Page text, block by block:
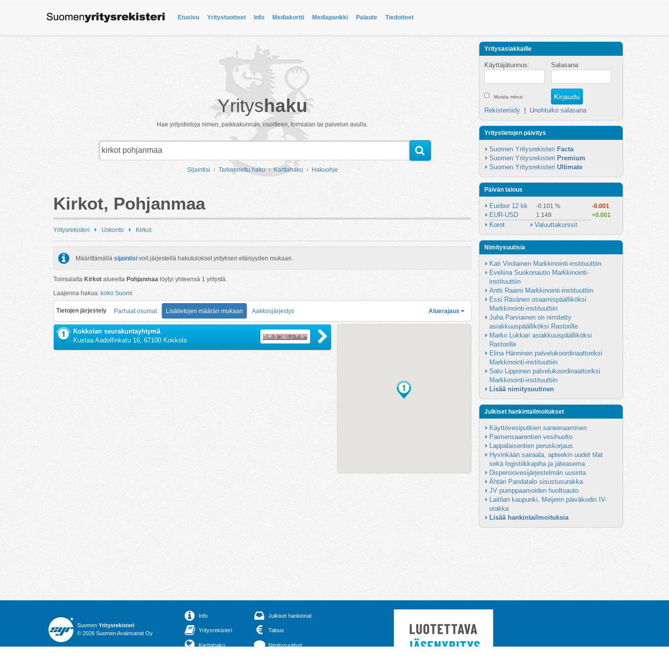
Etusivu Yritystuotteet Info Mediakortti Mediapankki Palaute Tiedotteet
Yrityshaku
Hae yritystietoja nimen, paikkakunnan, osoitteen, toimialan tai palvelun avulla.
Sijaintisi Tarkennettu haku Karttahaku Hakuohje
Kirkot, Pohjanmaa
Yritysrekisteri Uskonto Kirkot
Määrittämällä sijaintisi voit järjestellä hakutulokset yrityksen etäisyyden mukaan.
Toimialalta Kirkot alueelta Pohjanmaa löytyi yhteensä 1 yritystä.
Laajenna hakua: koko Suomi
Tietojen järjestely Parhaat osumat Lisätietojen määrän mukaan Aakkosjärjestys Aluerajaus
Kokkolan seurakuntayhtymä
Kustaa Aadolfinkatu 16, 67100 Kokkola
Yritysasiakkaille
Käyttäjätunnus: Salasana:
Muista minut
Rekisteröidy Unohtuiko salasana
Yritystietojen päivitys
Suomen Yritysrekisteri Facta
Suomen Yritysrekisteri Premium
Suomen Yritysrekisteri Ultimate
Päivän talous
Euribor 12 kk -0.101 % -0.001
EUR-USD 1.149 +0.001
Korot Valuuttakurssit
Nimitysuutisia
Kati Virolainen Markkinointi-instituuttiin
Eveliina Suokonautio Markkinointi-
instituuttiin
Antti Raami Markkinointi-instituuttiin
Essi Räsänen osaamispäälliköksi
Markkinointi-instituuttiin
Juha Parviainen on nimitetty
asiakkuuspäälliköksi Rastorille
Marko Lukkari asiakkuuspäälliköksi
Rastorille
Elina Hänninen palvelukoordinaattoriksi
Markkinointi-instituuttiin
Satu Lipponen palvelukoordinaattoriksi
Markkinointi-instituuttiin
Lisää nimitysuutinen
Julkiset hankintailmoitukset
Käyttövesiputkien saneeraaminen
Paimensaarentien vesihuolto
Lappalaisentien peruskorjaus
Hyvinkään sairaala, apteekin uudet tilat
sekä logistiikkapiha ja jäteasema
Dispersiovesijärjestelmän uusinta
Ähtäri Pandatalo sisustusurakka
JV pumppaamoiden huoltoauto
Laitilan kaupunki, Meijerin päiväkodin IV-
urakka
Lisää hankintailmoituksia
Suomen Yritysrekisteri
© 2026 Suomen Avainsanat Oy
Info
Yritysrekisteri
Karttahaku
Julkiset hankinnat
Talous
Nimitysuutiset